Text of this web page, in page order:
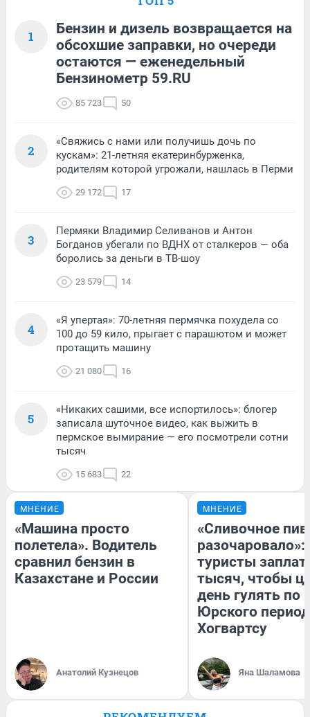
1
Бензин и дизель возвращается на
обсохшие заправки, но очереди
остаются — еженедельный
Бензинометр 59.RU
85 723 50
2
«Свяжись с нами или получишь дочь по
кускам»: 21-летняя екатеринбурженка,
родителям которой угрожали, нашлась в Перми
29 172 17
3
Пермяки Владимир Селиванов и Антон
Богданов убегали по ВДНХ от сталкеров — оба
боролись за деньги в ТВ-шоу
23 579 14
4
«Я упертая»: 70-летняя пермячка похудела со
100 до 59 кило, прыгает с парашютом и может
протащить машину
21 080 16
5
«Никаких сашими, все испортилось»: блогер
записала шуточное видео, как выжить в
пермское вымирание — его посмотрели сотни
тысяч
15 683 22
МНЕНИЕ
«Машина просто
полетела». Водитель
сравнил бензин в
Казахстане и России
Анатолий Кузнецов
МНЕНИЕ
«Сливочное
разочаровало»:
туристы
тысяч, чтобы
день гулять по
Юрского
Хогвартсу
Яна Шаламова